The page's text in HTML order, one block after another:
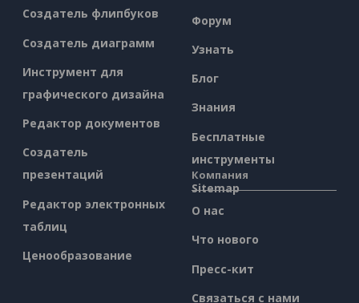
Создатель флипбуков
Создатель диаграмм
Инструмент для
графического дизайна
Редактор документов
Создатель
презентаций
Редактор электронных
таблиц
Ценообразование
Форум
Узнать
Блог
Знания
Бесплатные
инструменты
Sitemap
Компания
О нас
Что нового
Пресс-кит
Связаться с нами